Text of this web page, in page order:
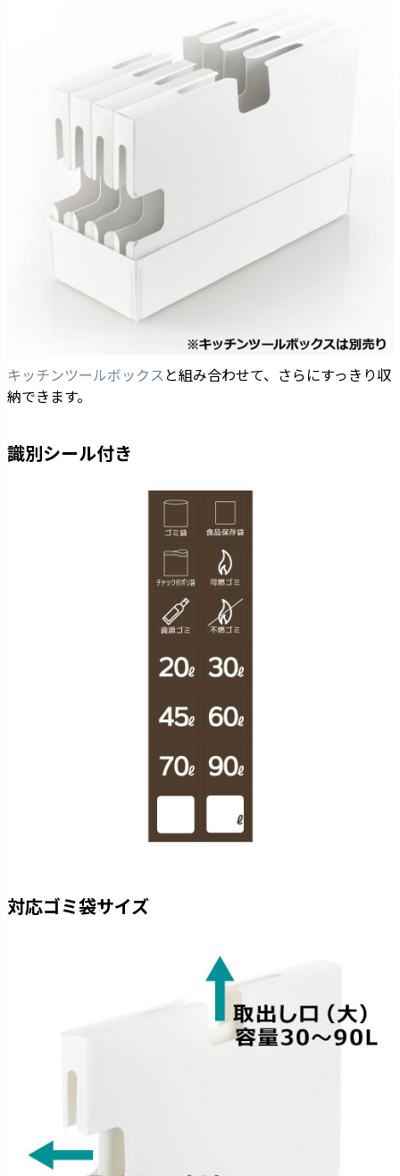
キッチンツールボックス と組み合わせて、さらにすっきり収
納できます。
識別シール付き
対応ゴミ袋サイズ